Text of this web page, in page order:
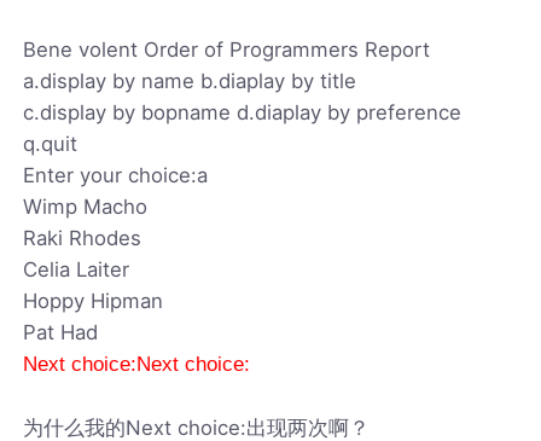
Bene volent Order of Programmers Report
a.display by name b.diaplay by title
c.display by bopname d.diaplay by preference
q.quit
Enter your choice:a
Wimp Macho
Raki Rhodes
Celia Laiter
Hoppy Hipman
Pat Had
Next choice:Next choice:
为什么我的Next choice:出现两次啊？